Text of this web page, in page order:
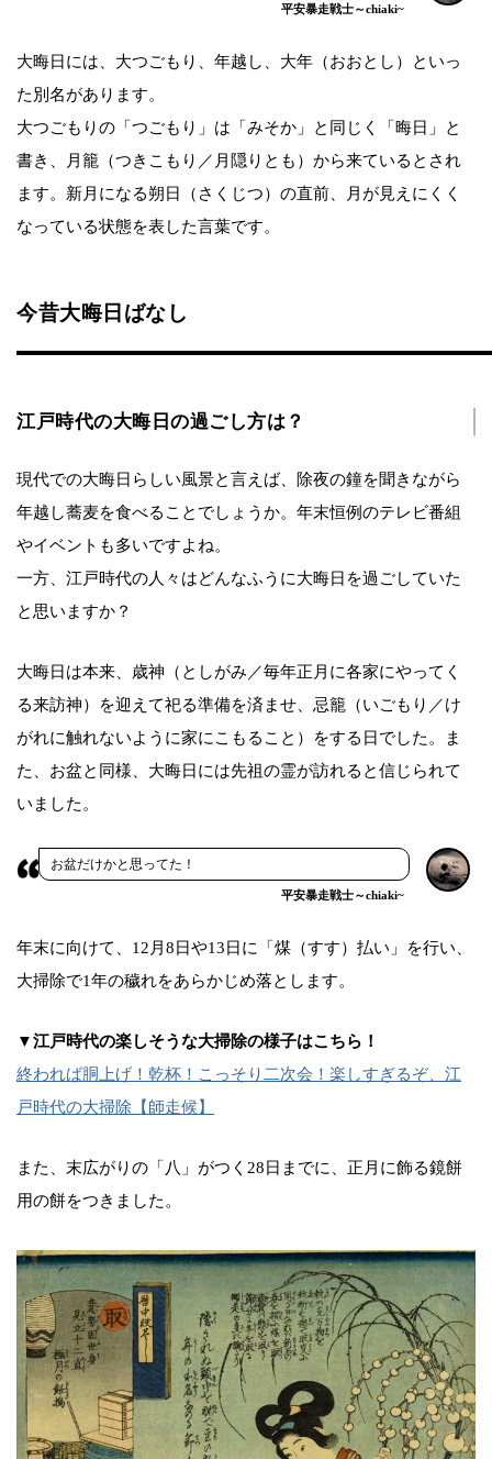
平安暴走戦士～chiaki~
大晦日には、大つごもり、年越し、大年（おおとし）といっ
た別名があります。
大つごもりの「つごもり」は「みそか」と同じく「晦日」と
書き、月籠（つきこもり／月隠りとも）から来ているとされ
ます。新月になる朔日（さくじつ）の直前、月が見えにくく
なっている状態を表した言葉です。
今昔大晦日ばなし
江戸時代の大晦日の過ごし方は？
現代での大晦日らしい風景と言えば、除夜の鐘を聞きながら
年越し蕎麦を食べることでしょうか。年末恒例のテレビ番組
やイベントも多いですよね。
一方、江戸時代の人々はどんなふうに大晦日を過ごしていた
と思いますか？
大晦日は本来、歳神（としがみ／毎年正月に各家にやってく
る来訪神）を迎えて祀る準備を済ませ、忌籠（いごもり／け
がれに触れないように家にこもること）をする日でした。ま
た、お盆と同様、大晦日には先祖の霊が訪れると信じられて
いました。
お盆だけかと思ってた！
平安暴走戦士～chiaki~
年末に向けて、12月8日や13日に「煤（すす）払い」を行い、
大掃除で1年の穢れをあらかじめ落とします。
▼江戸時代の楽しそうな大掃除の様子はこちら！
終われば胴上げ！乾杯！こっそり二次会！楽しすぎるぞ、江
戸時代の大掃除【師走候】
また、末広がりの「八」がつく28日までに、正月に飾る鏡餅
用の餅をつきました。